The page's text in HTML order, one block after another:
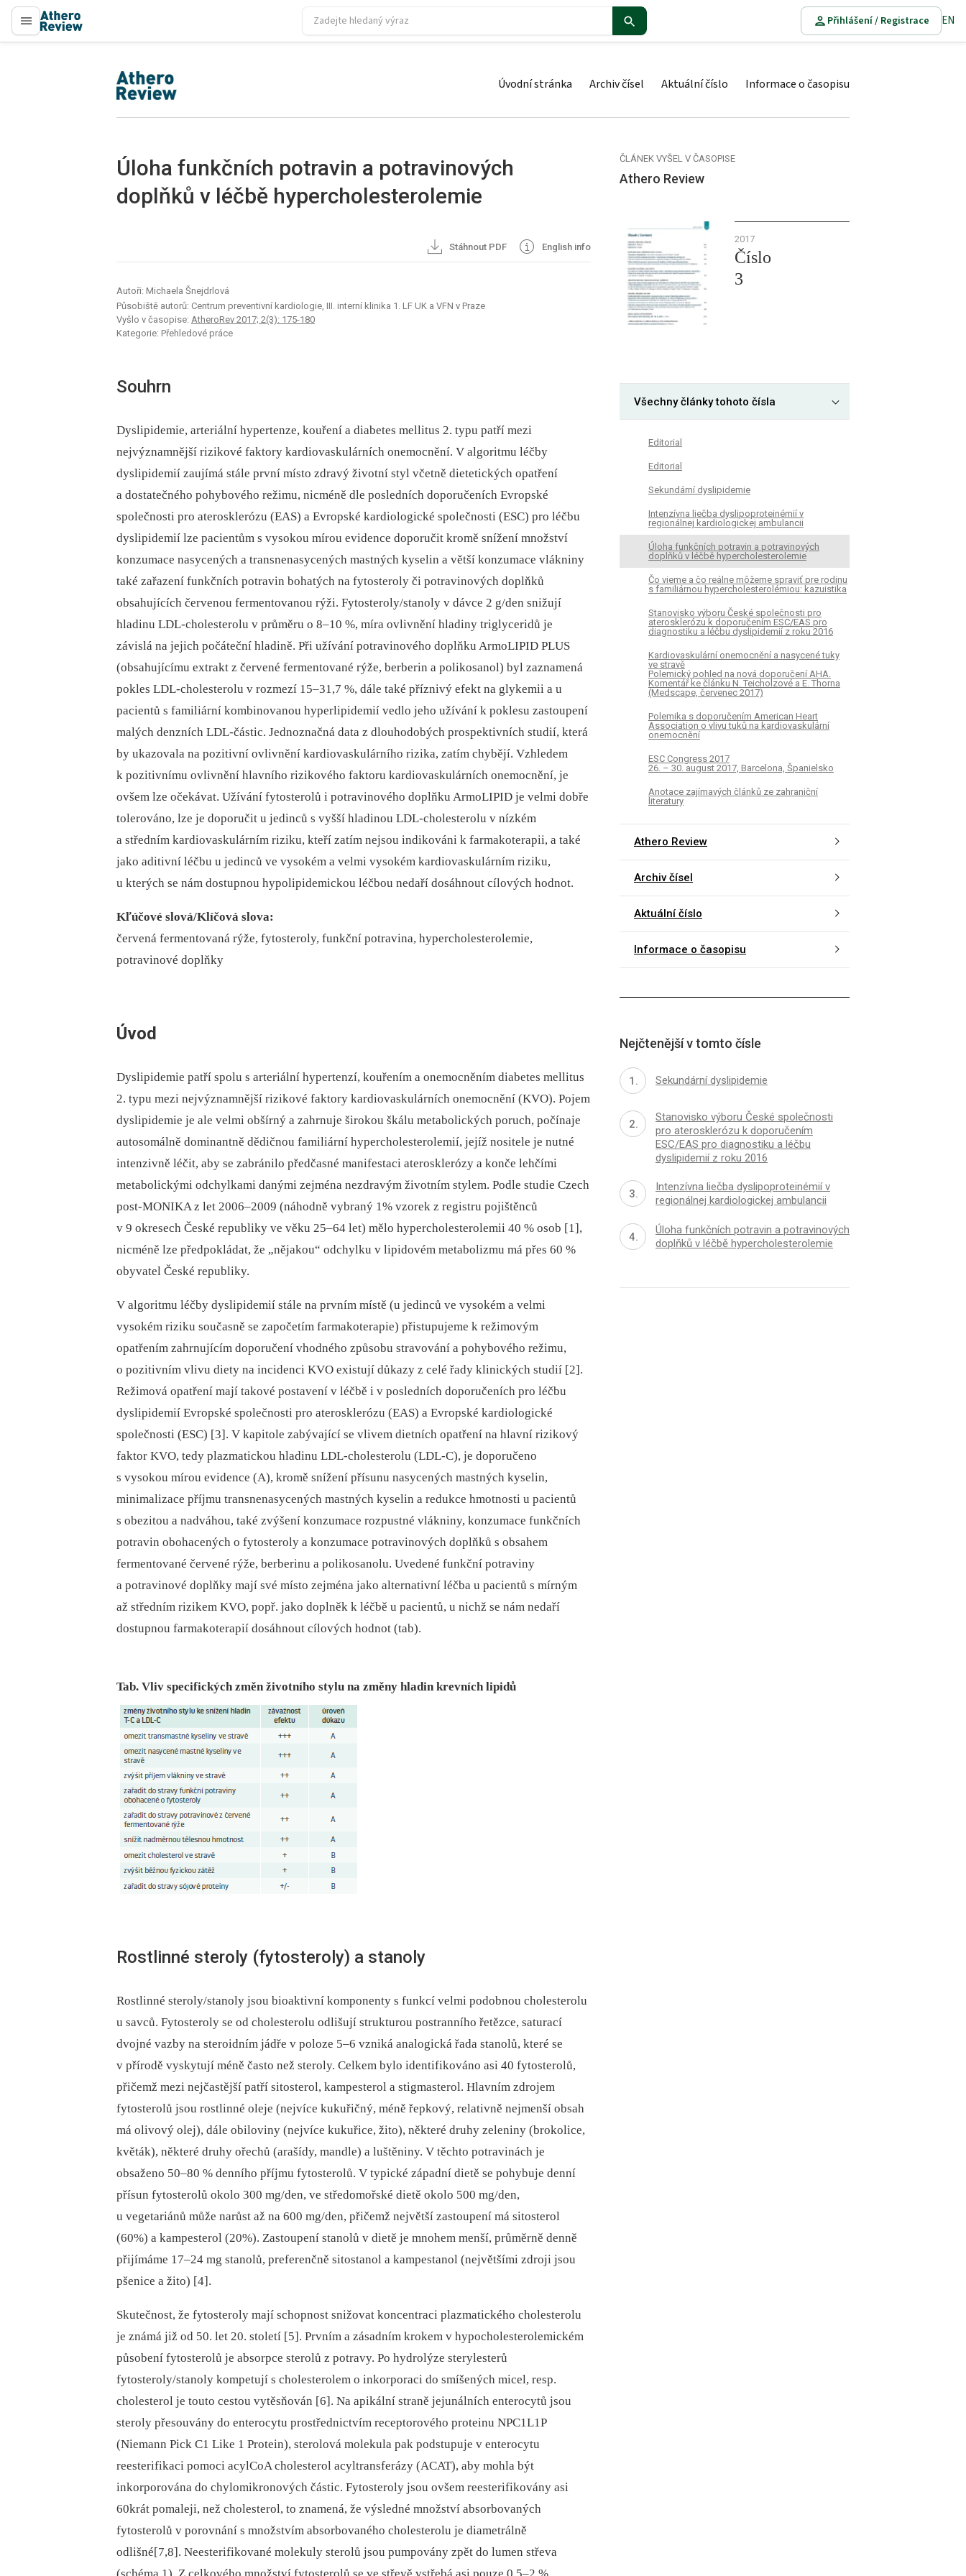
proLékaře.cz
Přihlášení / Registrace EN
proLékaře.cz Úvodní stránka Archiv čísel Aktuální číslo Informace o časopisu
Úloha funkčních potravin a potravinových
doplňků v léčbě hypercholesterolemie
Stáhnout PDF English info
Autoři: Michaela Šnejdrlová
Působiště autorů: Centrum preventivní kardiologie, III. interní klinika 1. LF UK a VFN v Praze
Vyšlo v časopise: AtheroRev 2017; 2(3): 175-180
Kategorie: Přehledové práce
Souhrn
Dyslipidemie, arteriální hypertenze, kouření a diabetes mellitus 2. typu patří mezi
nejvýznamnější rizikové faktory kardiovaskulárních onemocnění. V algoritmu léčby
dyslipidemií zaujímá stále první místo zdravý životní styl včetně dietetických opatření
a dostatečného pohybového režimu, nicméně dle posledních doporučeních Evropské
společnosti pro aterosklerózu (EAS) a Evropské kardiologické společnosti (ESC) pro léčbu
dyslipidemií lze pacientům s vysokou mírou evidence doporučit kromě snížení množství
konzumace nasycených a transnenasycených mastných kyselin a větší konzumace vlákniny
také zařazení funkčních potravin bohatých na fytosteroly či potravinových doplňků
obsahujících červenou fermentovanou rýži. Fytosteroly/stanoly v dávce 2 g/den snižují
hladinu LDL-cholesterolu v průměru o 8–10 %, míra ovlivnění hladiny triglyceridů je
závislá na jejich počáteční hladině. Při užívání potravinového doplňku ArmoLIPID PLUS
(obsahujícímu extrakt z červené fermentované rýže, berberin a polikosanol) byl zaznamená
pokles LDL-cholesterolu v rozmezí 15–31,7 %, dále také příznivý efekt na glykemii a u
pacientů s familiární kombinovanou hyperlipidemií vedlo jeho užívání k poklesu zastoupení
malých denzních LDL-částic. Jednoznačná data z dlouhodobých prospektivních studií, která
by ukazovala na pozitivní ovlivnění kardiovaskulárního rizika, zatím chybějí. Vzhledem
k pozitivnímu ovlivnění hlavního rizikového faktoru kardiovaskulárních onemocnění, je
ovšem lze očekávat. Užívání fytosterolů i potravinového doplňku ArmoLIPID je velmi dobře
tolerováno, lze je doporučit u jedinců s vyšší hladinou LDL-cholesterolu v nízkém
a středním kardiovaskulárním riziku, kteří zatím nejsou indikováni k farmakoterapii, a také
jako aditivní léčbu u jedinců ve vysokém a velmi vysokém kardiovaskulárním riziku,
u kterých se nám dostupnou hypolipidemickou léčbou nedaří dosáhnout cílových hodnot.
Kľúčové slová/Klíčová slova:
červená fermentovaná rýže, fytosteroly, funkční potravina, hypercholesterolemie,
potravinové doplňky
Úvod
Dyslipidemie patří spolu s arteriální hypertenzí, kouřením a onemocněním diabetes mellitus
2. typu mezi nejvýznamnější rizikové faktory kardiovaskulárních onemocnění (KVO). Pojem
dyslipidemie je ale velmi obšírný a zahrnuje širokou škálu metabolických poruch, počínaje
autosomálně dominantně dědičnou familiární hypercholesterolemií, jejíž nositele je nutné
intenzivně léčit, aby se zabránilo předčasné manifestaci aterosklerózy a konče lehčími
metabolickými odchylkami danými zejména nezdravým životním stylem. Podle studie Czech
post-MONIKA z let 2006–2009 (náhodně vybraný 1% vzorek z registru pojištěnců
v 9 okresech České republiky ve věku 25–64 let) mělo hypercholesterolemii 40 % osob [1],
nicméně lze předpokládat, že „nějakou“ odchylku v lipidovém metabolizmu má přes 60 %
obyvatel České republiky.
V algoritmu léčby dyslipidemií stále na prvním místě (u jedinců ve vysokém a velmi
vysokém riziku současně se započetím farmakoterapie) přistupujeme k režimovým
opatřením zahrnujícím doporučení vhodného způsobu stravování a pohybového režimu,
o pozitivním vlivu diety na incidenci KVO existují důkazy z celé řady klinických studií [2].
Režimová opatření mají takové postavení v léčbě i v posledních doporučeních pro léčbu
dyslipidemií Evropské společnosti pro aterosklerózu (EAS) a Evropské kardiologické
společnosti (ESC) [3]. V kapitole zabývající se vlivem dietních opatření na hlavní rizikový
faktor KVO, tedy plazmatickou hladinu LDL-cholesterolu (LDL-C), je doporučeno
s vysokou mírou evidence (A), kromě snížení přísunu nasycených mastných kyselin,
minimalizace příjmu transnenasycených mastných kyselin a redukce hmotnosti u pacientů
s obezitou a nadváhou, také zvýšení konzumace rozpustné vlákniny, konzumace funkčních
potravin obohacených o fytosteroly a konzumace potravinových doplňků s obsahem
fermentované červené rýže, berberinu a polikosanolu. Uvedené funkční potraviny
a potravinové doplňky mají své místo zejména jako alternativní léčba u pacientů s mírným
až středním rizikem KVO, popř. jako doplněk k léčbě u pacientů, u nichž se nám nedaří
dostupnou farmakoterapií dosáhnout cílových hodnot (tab).
Tab. Vliv specifických změn životního stylu na změny hladin krevních lipidů
Rostlinné steroly (fytosteroly) a stanoly
Rostlinné steroly/stanoly jsou bioaktivní komponenty s funkcí velmi podobnou cholesterolu
u savců. Fytosteroly se od cholesterolu odlišují strukturou postranního řetězce, saturací
dvojné vazby na steroidním jádře v poloze 5–6 vzniká analogická řada stanolů, které se
v přírodě vyskytují méně často než steroly. Celkem bylo identifikováno asi 40 fytosterolů,
přičemž mezi nejčastější patří sitosterol, kampesterol a stigmasterol. Hlavním zdrojem
fytosterolů jsou rostlinné oleje (nejvíce kukuřičný, méně řepkový, relativně nejmenší obsah
má olivový olej), dále obiloviny (nejvíce kukuřice, žito), některé druhy zeleniny (brokolice,
květák), některé druhy ořechů (arašídy, mandle) a luštěniny. V těchto potravinách je
obsaženo 50–80 % denního příjmu fytosterolů. V typické západní dietě se pohybuje denní
přísun fytosterolů okolo 300 mg/den, ve středomořské dietě okolo 500 mg/den,
u vegetariánů může narůst až na 600 mg/den, přičemž největší zastoupení má sitosterol
(60%) a kampesterol (20%). Zastoupení stanolů v dietě je mnohem menší, průměrně denně
přijímáme 17–24 mg stanolů, preferenčně sitostanol a kampestanol (největšími zdroji jsou
pšenice a žito) [4].
Skutečnost, že fytosteroly mají schopnost snižovat koncentraci plazmatického cholesterolu
je známá již od 50. let 20. století [5]. Prvním a zásadním krokem v hypocholesterolemickém
působení fytosterolů je absorpce sterolů z potravy. Po hydrolýze sterylesterů
fytosteroly/stanoly kompetují s cholesterolem o inkorporaci do smíšených micel, resp.
cholesterol je touto cestou vytěsňován [6]. Na apikální straně jejunálních enterocytů jsou
steroly přesouvány do enterocytu prostřednictvím receptorového proteinu NPC1L1P
(Niemann Pick C1 Like 1 Protein), sterolová molekula pak podstupuje v enterocytu
reesterifikaci pomoci acylCoA cholesterol acyltransferázy (ACAT), aby mohla být
inkorporována do chylomikronových částic. Fytosteroly jsou ovšem reesterifikovány asi
60krát pomaleji, než cholesterol, to znamená, že výsledné množství absorbovaných
fytosterolů v porovnání s množstvím absorbovaného cholesterolu je diametrálně
odlišné[7,8]. Neesterifikované molekuly sterolů jsou pumpovány zpět do lumen střeva
(schéma 1). Z celkového množství fytosterolů se ve střevě vstřebá asi pouze 0,5–2 %,
ČLÁNEK VYŠEL V ČASOPISE
Athero Review
2017
Číslo
3
Všechny články tohoto čísla
Editorial
Editorial
Sekundární dyslipidemie
Intenzívna liečba dyslipoproteinémií v
regionálnej kardiologickej ambulancii
Úloha funkčních potravin a potravinových
doplňků v léčbě hypercholesterolemie
Čo vieme a čo reálne môžeme spraviť pre rodinu
s familiárnou hypercholesterolémiou: kazuistika
Stanovisko výboru České společnosti pro
aterosklerózu k doporučením ESC/EAS pro
diagnostiku a léčbu dyslipidemií z roku 2016
Kardiovaskulární onemocnění a nasycené tuky
ve stravě
Polemický pohled na nová doporučení AHA.
Komentář ke článku N. Teicholzové a E. Thorna
(Medscape, červenec 2017)
Polemika s doporučením American Heart
Association o vlivu tuků na kardiovaskulární
onemocnění
ESC Congress 2017
26. – 30. august 2017, Barcelona, Španielsko
Anotace zajímavých článků ze zahraniční
literatury
Athero Review
Archiv čísel
Aktuální číslo
Informace o časopisu
Nejčtenější v tomto čísle
Sekundární dyslipidemie
Stanovisko výboru České společnosti
pro aterosklerózu k doporučením
ESC/EAS pro diagnostiku a léčbu
dyslipidemií z roku 2016
Intenzívna liečba dyslipoproteinémií v
regionálnej kardiologickej ambulancii
Úloha funkčních potravin a potravinových
doplňků v léčbě hypercholesterolemie